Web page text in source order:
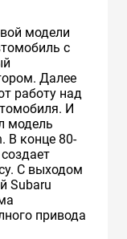
модели
с
Далее
работу над
И
модель
В конце 80-
С выходом
Subaru
привода